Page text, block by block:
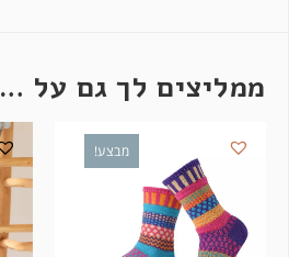
ממליצים לך גם על …
מבצע!